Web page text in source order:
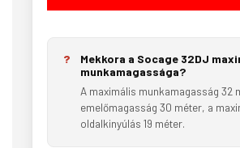
Mekkora a Socage 32DJ
munkamagassága?
A maximális munkamagasság 32
emelőmagasság 30 méter, a
oldalkinyúlás 19 méter.